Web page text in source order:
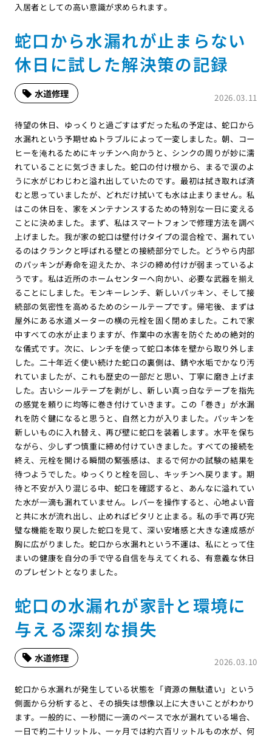
入居者としての高い意識が求められます。
蛇口から水漏れが止まらない
休日に試した解決策の記録
2026.03.11
水道修理
待望の休日、ゆっくりと過ごすはずだった私の予定は、蛇口から
水漏れという予期せぬトラブルによって一変しました。朝、コー
ヒーを淹れるためにキッチンへ向かうと、シンクの周りが妙に濡
れていることに気づきました。蛇口の付け根から、まるで涙のよ
うに水がじわじわと溢れ出していたのです。最初は拭き取れば済
むと思っていましたが、どれだけ拭いても水は止まりません。私
はこの休日を、家をメンテナンスするための特別な一日に変える
ことに決めました。まず、私はスマートフォンで修理方法を調べ
上げました。我が家の蛇口は壁付けタイプの混合栓で、漏れてい
るのはクランクと呼ばれる壁との接続部分でした。どうやら内部
のパッキンが寿命を迎えたか、ネジの締め付けが弱まっているよ
うです。私は近所のホームセンターへ向かい、必要な武器を揃え
ることにしました。モンキーレンチ、新しいパッキン、そして接
続部の気密性を高めるためのシールテープです。帰宅後、まずは
屋外にある水道メーターの横の元栓を固く閉めました。これで家
中すべての水が止まりますが、作業中の水害を防ぐための絶対的
な儀式です。次に、レンチを使って蛇口本体を壁から取り外しま
した。二十年近く使い続けた蛇口の裏側は、錆や水垢でかなり汚
れていましたが、これも歴史の一部だと思い、丁寧に磨き上げま
した。古いシールテープを剥がし、新しい真っ白なテープを指先
の感覚を頼りに均等に巻き付けていきます。この「巻き」が水漏
れを防ぐ鍵になると思うと、自然と力が入りました。パッキンを
新しいものに入れ替え、再び壁に蛇口を装着します。水平を保ち
ながら、少しずつ慎重に締め付けていきました。すべての接続を
終え、元栓を開ける瞬間の緊張感は、まるで何かの試験の結果を
待つようでした。ゆっくりと栓を回し、キッチンへ戻ります。期
待と不安が入り混じる中、蛇口を確認すると、あんなに溢れてい
た水が一滴も漏れていません。レバーを操作すると、心地よい音
と共に水が流れ出し、止めればピタリと止まる。私の手で再び完
璧な機能を取り戻した蛇口を見て、深い安堵感と大きな達成感が
胸に広がりました。蛇口から水漏れという不運は、私にとって住
まいの健康を自分の手で守る自信を与えてくれる、有意義な休日
のプレゼントとなりました。
蛇口の水漏れが家計と環境に
与える深刻な損失
2026.03.10
水道修理
蛇口から水漏れが発生している状態を「資源の無駄遣い」という
側面から分析すると、その損失は想像以上に大きいことがわかり
ます。一般的に、一秒間に一滴のペースで水が漏れている場合、
一日で約二十リットル、一ヶ月では約六百リットルもの水が、何